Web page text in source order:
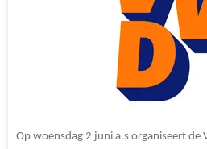
Op woensdag 2 juni a.s organiseert de